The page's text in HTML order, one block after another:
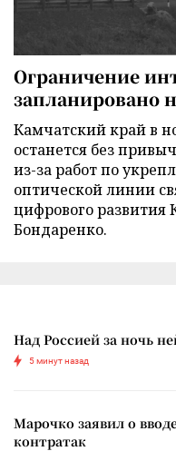
Ограничение
запланировано
Камчатский край в
останется без
из-за работ по
оптической линии
цифрового развития
Бондаренко.
Над Россией за ночь
5 минут назад
Марочко заявил о
контратак